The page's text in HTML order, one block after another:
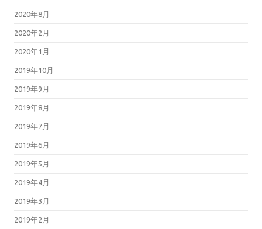
2020年8月
2020年2月
2020年1月
2019年10月
2019年9月
2019年8月
2019年7月
2019年6月
2019年5月
2019年4月
2019年3月
2019年2月